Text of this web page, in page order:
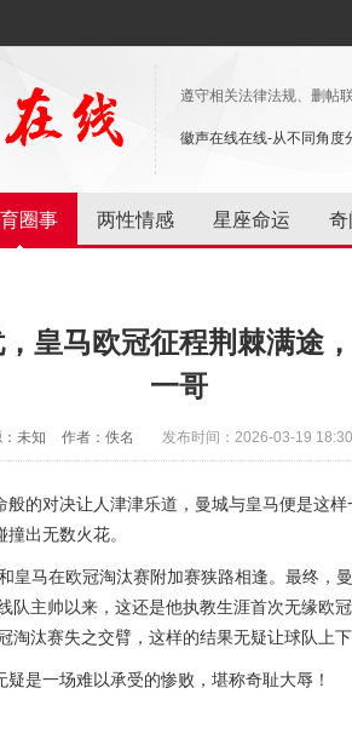
遵守相关法律法规、删帖
徽声在线在线-从不同角度
圈事 两性情感 星座命运 奇
皇马欧冠征程荆棘满途
一哥
未知 作者：佚名 发布时间：2026-03-19
的对决让人津津乐道，曼城与皇马便是这
出无数火花。
皇马在欧冠淘汰赛附加赛狭路相逢。最终，
队主帅以来，这还是他执教生涯首次无缘欧
淘汰赛失之交臂，这样的结果无疑让球队上下
是一场难以承受的惨败，堪称奇耻大辱！